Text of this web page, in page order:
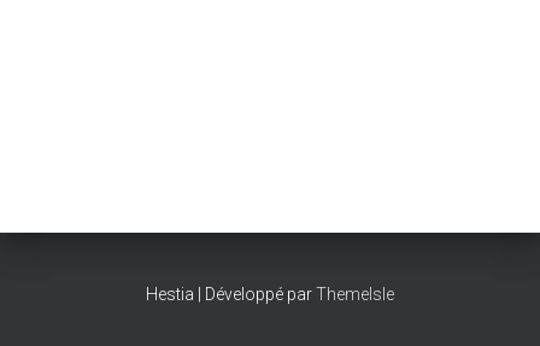
Hestia | Développé parThemeIsle